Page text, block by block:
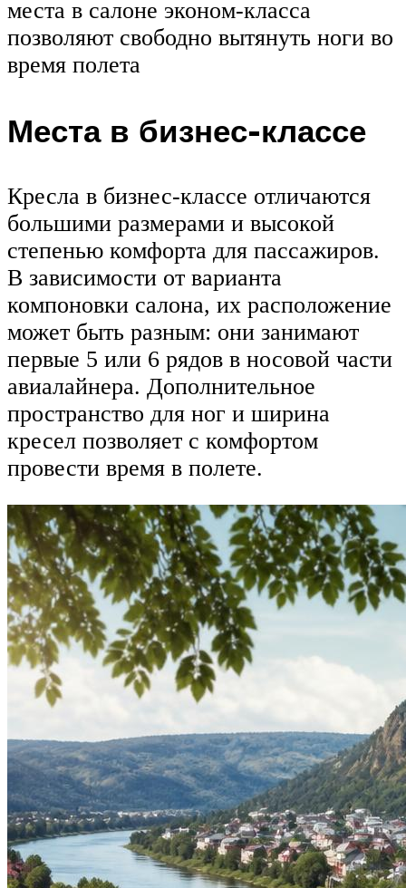
места в салоне эконом-класса
позволяют свободно вытянуть ноги во
время полета
Места в бизнес-классе
Кресла в бизнес-классе отличаются
большими размерами и высокой
степенью комфорта для пассажиров.
В зависимости от варианта
компоновки салона, их расположение
может быть разным: они занимают
первые 5 или 6 рядов в носовой части
авиалайнера. Дополнительное
пространство для ног и ширина
кресел позволяет с комфортом
провести время в полете.